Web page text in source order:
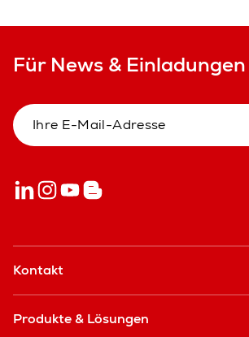
Für News &
Kontakt
Produkte & Lösungen